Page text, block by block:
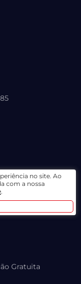
Gratuita
no site. Ao
com a nossa
.